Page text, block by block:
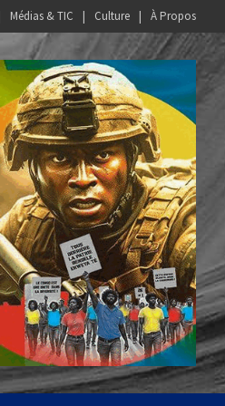
Médias & TIC Culture À Propos